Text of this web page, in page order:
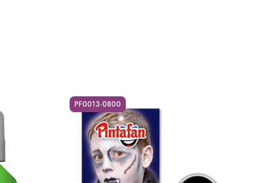
PF0013-0800